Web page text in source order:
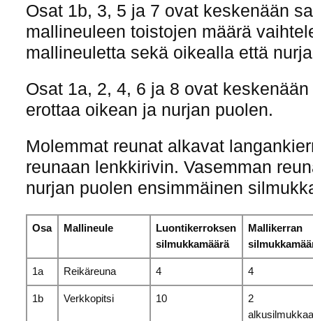
Osat 1b, 3, 5 ja 7 ovat keskenään
mallineuleen toistojen määrä
mallineuletta sekä oikealla että
Osat 1a, 2, 4, 6 ja 8 ovat
erottaa oikean ja nurjan puolen.
Molemmat reunat alkavat
reunaan lenkkirivin. Vasemman
nurjan puolen ensimmäinen
Osa Mallineule
Luontikerroksen
silmukkamäärä
Mallikerran
1a Reikäreuna 4 4
1b Verkkopitsi 10
2